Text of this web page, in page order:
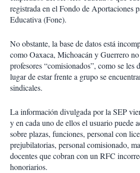
registrada en el Fondo de Aportaciones
Educativa (Fone).
No obstante, la base de datos está
como Oaxaca, Michoacán y Guerrero
profesores “comisionados”, como se les
lugar de estar frente a grupo se
sindicales.
La información divulgada por la SEP
y en cada uno de ellos el usuario puede
sobre plazas, funciones, personal con
prejubilatorias, personal comisionado,
docentes que cobran con un RFC
honoriarios.